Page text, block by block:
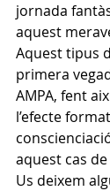
jornada
aquest
Aquest tipus
primera
AMPA, fent
l’efecte
aquest cas
Us deixem